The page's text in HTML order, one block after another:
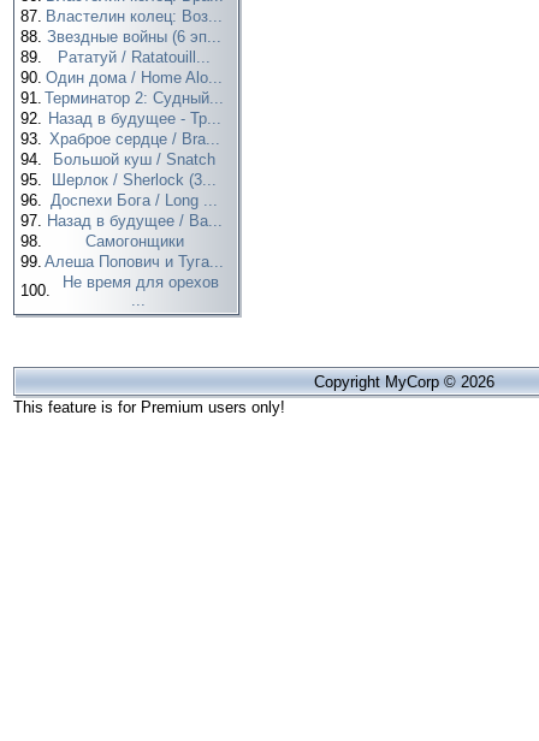
87. Властелин колец: Воз...
88. Звездные войны (6 эп...
89.
Рататуй / Ratatouill...
90. Один дома / Home Alo...
91. Терминатор 2: Судный...
92. Назад в будущее - Тр...
93. Храброе сердце / Bra...
94.
Большой куш / Snatch
95.
Шерлок / Sherlock (3...
96. Доспехи Бога / Long ...
97. Назад в будущее / Ba...
98.
Самогонщики
99. Алеша Попович и Туга...
100.
Не время для орехов
...
Copyright MyCorp © 2026
This feature is for Premium users only!